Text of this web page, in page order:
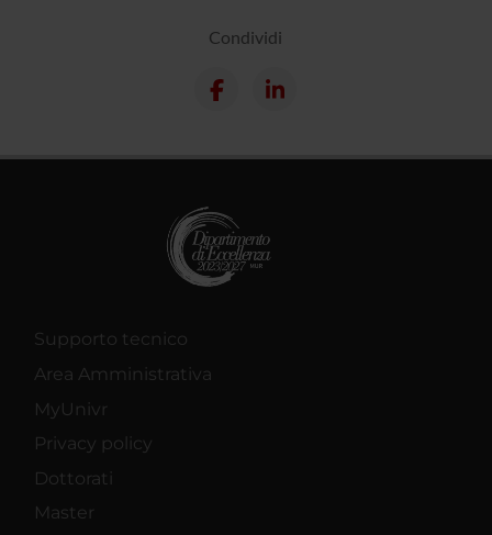
Condividi
Supporto tecnico
Area Amministrativa
MyUnivr
Privacy policy
Dottorati
Master